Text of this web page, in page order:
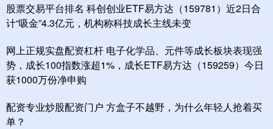
股票交易平台排名 科创创业ETF易方达（159781）近2日合
计“吸金”4.3亿元，机构称科技成长主线未变
网上正规实盘配资杠杆 电子化学品、元件等成长板块表现强
势，成长100指数涨超1%，成长ETF易方达（159259）今日
获1000万份净申购
配资专业炒股配资门户 方盒子不越野，为什么年轻人抢着买
单？